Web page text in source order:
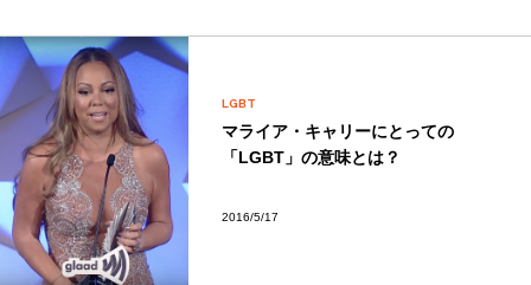
LGBT
マライア・キャリーにとっての
「LGBT」の意味とは？
2016/5/17